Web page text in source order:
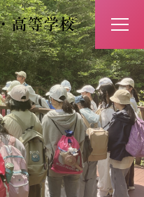
お問い合わせ
イベント予約